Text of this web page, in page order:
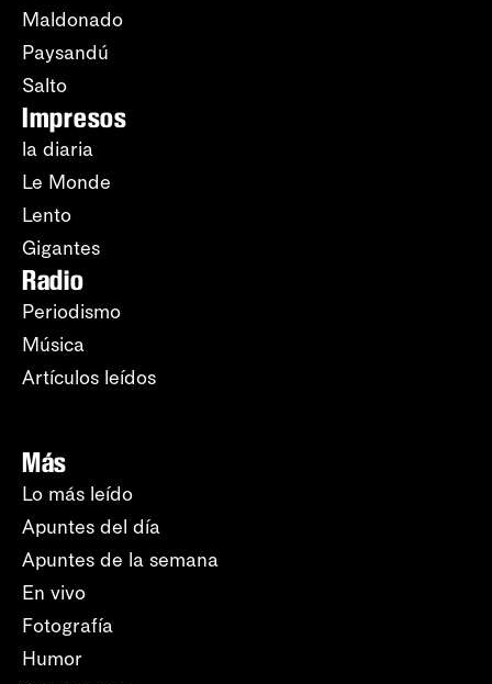
Maldonado
Paysandú
Salto
Impresos
la diaria
Le Monde
Lento
Gigantes
Radio
Periodismo
Música
Artículos leídos
Más
Lo más leído
Apuntes del día
Apuntes de la semana
En vivo
Fotografía
Humor